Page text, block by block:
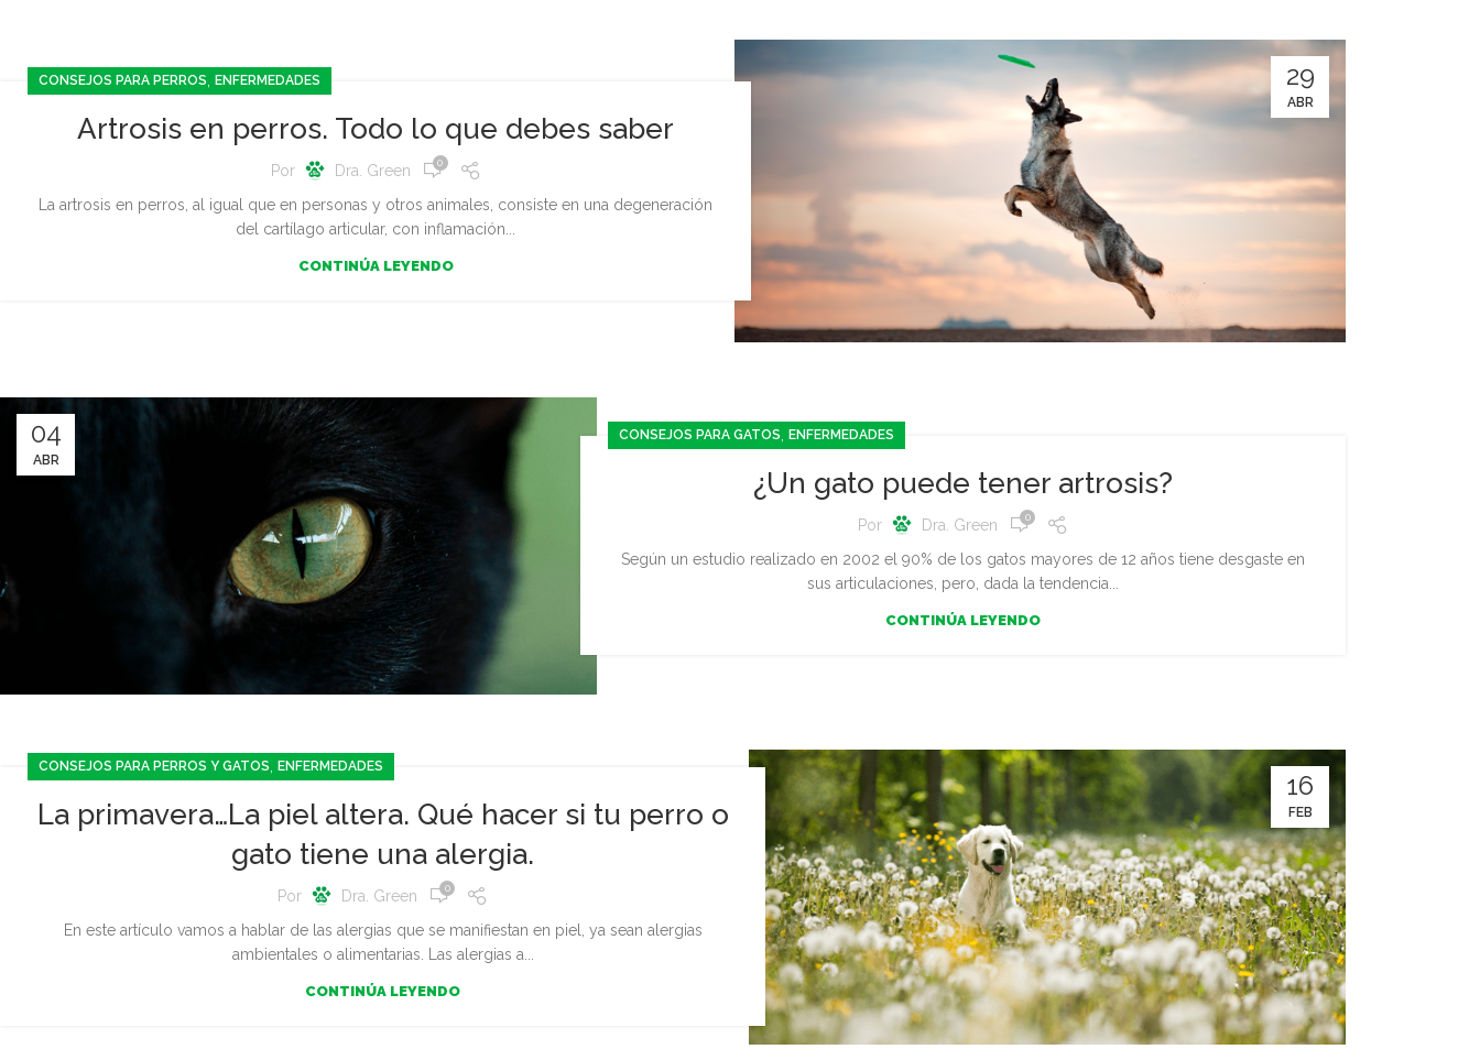
29
ABR
CONSEJOS PARA PERROS ENFERMEDADES
Artrosis en perros. Todo lo que debes saber
Por Dra. Green 0
La artrosis en perros, al igual que en personas y otros animales, consiste en una degeneración
del cartílago articular, con inflamación...
CONTINÚA LEYENDO
04
ABR
CONSEJOS PARA GATOS,ENFERMEDADES
¿Un gato puede tener artrosis?
Por Dra. Green 0
Según un estudio realizado en 2002 el 90% de los gatos mayores de 12 años tiene desgaste en
sus articulaciones, pero, dada la tendencia...
CONTINÚA LEYENDO
16
FEB
CONSEJOS PARA PERROS Y GATOS, ENFERMEDADES
La primavera…La piel altera. Qué hacer si tu perro o
gato tiene una alergia.
Por Dra. Green 0
En este artículo vamos a hablar de las alergias que se manifiestan en piel, ya sean alergias
ambientales o alimentarias. Las alergias a...
CONTINÚA LEYENDO